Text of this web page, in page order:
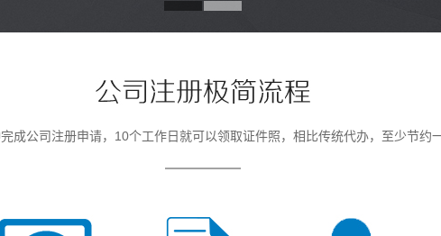
成公司注册申请，10个工作日就可以领取证件照，相比传统代办，至少节约